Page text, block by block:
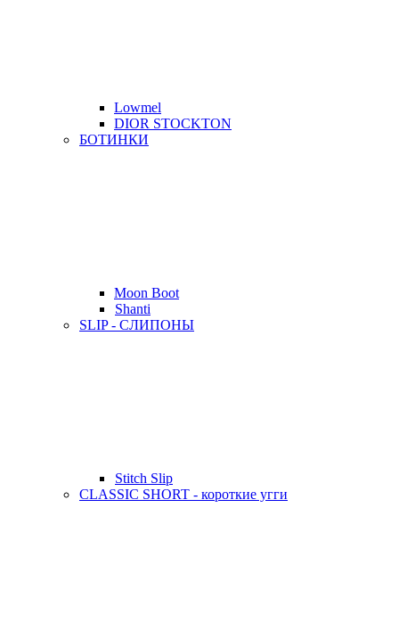
Lowmel
DIOR STOCKTON
БОТИНКИ
Moon Boot
Shanti
SLIP - СЛИПОНЫ
Stitch Slip
CLASSIC SHORT - короткие угги